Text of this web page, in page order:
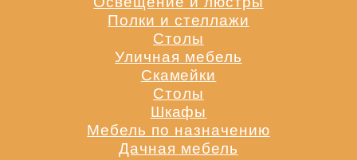
Полки и стеллажи
Столы
Уличная мебель
Скамейки
Столы
Шкафы
Мебель по назначению
Дачная мебель